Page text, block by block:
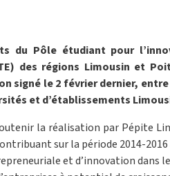
du Pôle étudiant pour
des régions Limousin et
signé le 2 février dernier,
et d’établissements
la réalisation par Pépite
sur la période 2014-2016
et d’innovation dans